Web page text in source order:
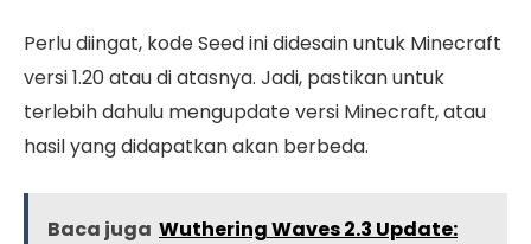
Perlu diingat, kode Seed ini didesain untuk Minecraft
versi 1.20 atau di atasnya. Jadi, pastikan untuk
terlebih dahulu mengupdate versi Minecraft, atau
hasil yang didapatkan akan berbeda.
Baca juga Wuthering Waves 2.3 Update: